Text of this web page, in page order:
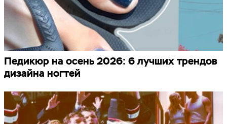
Педикюр на осень 2026: 6 лучших трендов
дизайна ногтей